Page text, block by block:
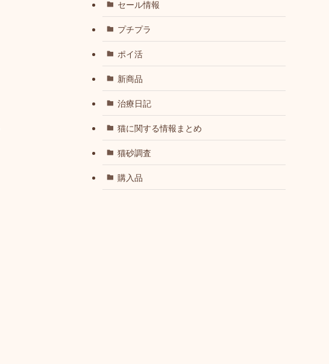
セール情報
プチプラ
ポイ活
新商品
治療日記
猫に関する情報まとめ
猫砂調査
購入品